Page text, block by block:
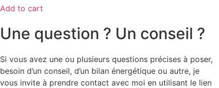
Add to cart
Une question ? Un conseil ?
Si vous avez une ou plusieurs questions précises à poser,
besoin d’un conseil, d’un bilan énergétique ou autre, je
vous invite à prendre contact avec moi en utilisant le lien